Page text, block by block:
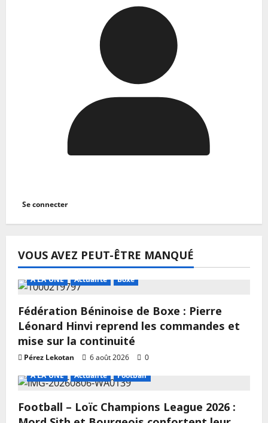
Se connecter
VOUS AVEZ PEUT-ÊTRE MANQUÉ
A LA UNE Actualité Boxe
Fédération Béninoise de Boxe : Pierre
Léonard Hinvi reprend les commandes et
mise sur la continuité
Pérez Lekotan 6 août 2026
0
A LA UNE
Actualité Football
Football – Loïc Champions League 2026 :